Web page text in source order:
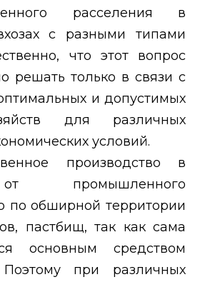
расселения в
с разными типами
что этот вопрос
решать только в связи с
и допустимых
для различных
условий.
производство в
промышленного
по обширной территории
пастбищ, так как сама
основным средством
Поэтому при различных